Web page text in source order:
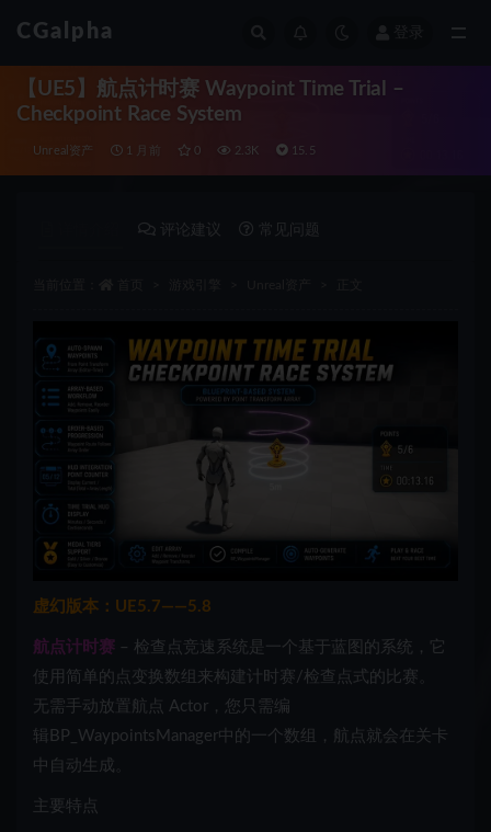
CGalpha
【UE5】航点计时赛 Waypoint Time Trial –
Checkpoint Race System
Unreal资产 1 月前 0 2.3K 15.5
评论建议 常见问题
虚幻版本：UE5.7——5.8
航点计时赛 – 检查点竞速系统 是一个基于蓝图的系统，它
使用简单的 点变换数组
来构建计时赛/检查点式的比赛。
无需手动放置航点 Actor，您只需编
辑 BP_WaypointsManager中的一个数组，航点就会在关卡
中自动生成。
主要特点